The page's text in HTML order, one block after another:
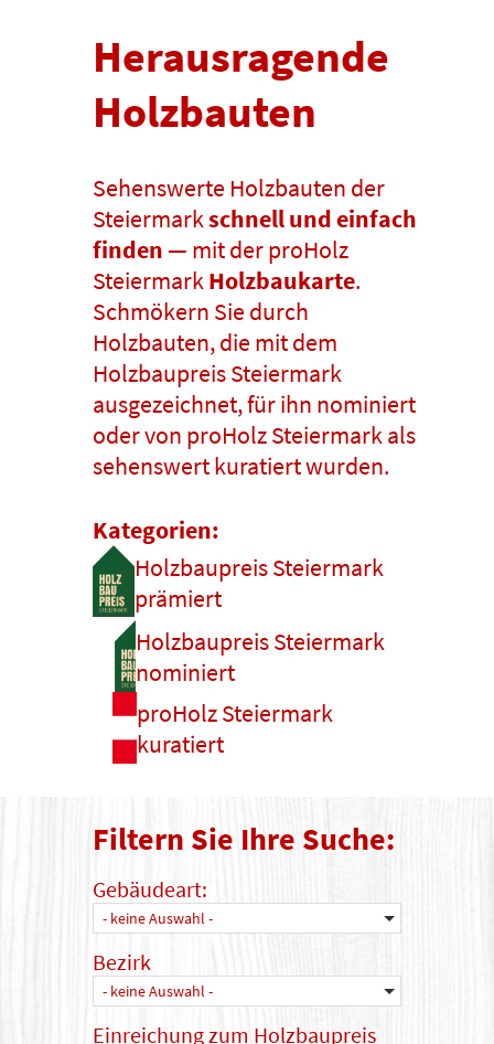
Herausragende
Holzbauten
Sehenswerte Holzbauten der
Steiermarkschnell und einfach
finden— mit der proHolz
SteiermarkHolzbaukarte.
Schmökern Sie durch
Holzbauten, die mit dem
Holzbaupreis Steiermark
ausgezeichnet, für ihn nominiert
oder von proHolz Steiermark als
sehenswert kuratiert wurden.
Kategorien:
Holzbaupreis Steiermark
prämiert
Holzbaupreis Steiermark
nominiert
proHolz Steiermark
kuratiert
Filtern Sie Ihre Suche:
Gebäudeart:
- keine Auswahl -
Bezirk
- keine Auswahl -
Einreichung zum Holzbaupreis